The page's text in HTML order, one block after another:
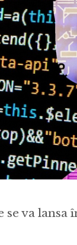
va lansa